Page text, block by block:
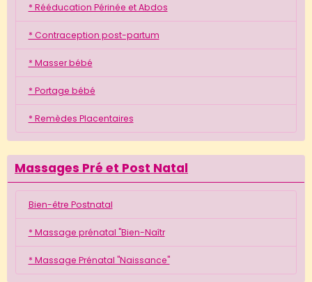
* Rééducation Périnée et Abdos
* Contraception post-partum
* Masser bébé
* Portage bébé
* Remèdes Placentaires
Massages Pré et Post Natal
Bien-être Postnatal
* Massage prénatal "Bien-Naîtr
* Massage Prénatal "Naissance"